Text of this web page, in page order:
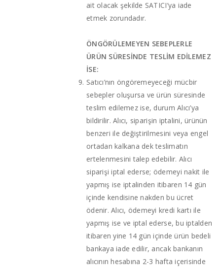
ait olacak şekilde SATICI’ya iade
etmek zorundadır.
ÖNGÖRÜLEMEYEN SEBEPLERLE
ÜRÜN SÜRESİNDE TESLİM EDİLEMEZ
İSE:
Satıcı’nın öngöremeyeceği mücbir
sebepler oluşursa ve ürün süresinde
teslim edilemez ise, durum Alıcı’ya
bildirilir. Alıcı, siparişin iptalini, ürünün
benzeri ile değiştirilmesini veya engel
ortadan kalkana dek teslimatın
ertelenmesini talep edebilir. Alıcı
siparişi iptal ederse; ödemeyi nakit ile
yapmış ise iptalinden itibaren 14 gün
içinde kendisine nakden bu ücret
ödenir. Alıcı, ödemeyi kredi kartı ile
yapmış ise ve iptal ederse, bu iptalden
itibaren yine 14 gün içinde ürün bedeli
bankaya iade edilir, ancak bankanın
alıcının hesabına 2-3 hafta içerisinde